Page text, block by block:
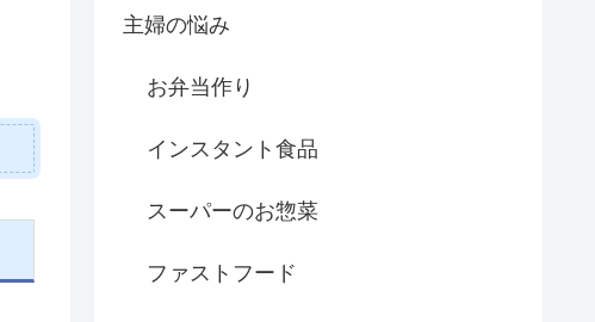
主婦の悩み
お弁当作り
インスタント食品
スーパーのお惣菜
ファストフード